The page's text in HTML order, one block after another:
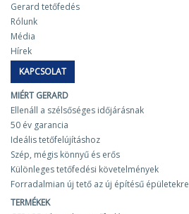
Gerard tetőfedés
Rólunk
Média
Hírek
KAPCSOLAT
MIÉRT GERARD
Ellenáll a szélsőséges időjárásnak
50 év garancia
Ideális tetőfelújításhoz
Szép, mégis könnyű és erős
Különleges tetőfedési követelmények
Forradalmian új tető az új építésű épületekre
TERMÉKEK